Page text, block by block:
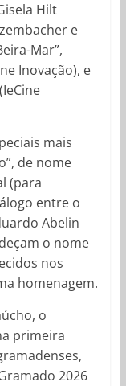
Hilt
e
Mar”,
Inovação), e
mais
de nome
(para
entre o
Abelin
o nome
nos
homenagem.
o
primeira
2026